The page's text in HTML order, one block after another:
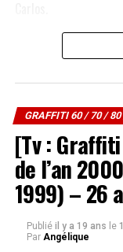
plus d’information
cliquant ici.
Vendredi 08 Août –
GRAFFITI 60 2EME
Dimanche 10 Août –
GRAFFITI 60 2EME
Vendredi 15 Août –
GRAFFITI 60 3EME
GRAFFITI 60 / 70 /
[Tv :
de l’an
1999) – 26
Publié il y a 19 ans le
Par Angélique